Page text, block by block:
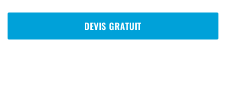
DEVIS GRATUIT